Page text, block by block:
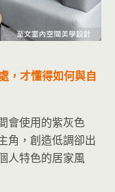
，才懂得如何與自
會使用的紫灰色
角，創造低調卻出
人特色的居家風